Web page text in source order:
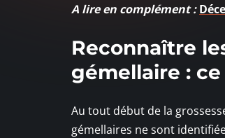
A lire en complément :
Reconnaître
gémellaire :
Au tout début de la
gémellaires ne sont